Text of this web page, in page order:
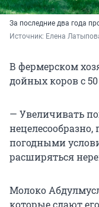
За последние два года
Источник: Елена
В фермерском
дойных коров с 50
— Увеличивать
погодными
расширяться
Молоко
которые сдают